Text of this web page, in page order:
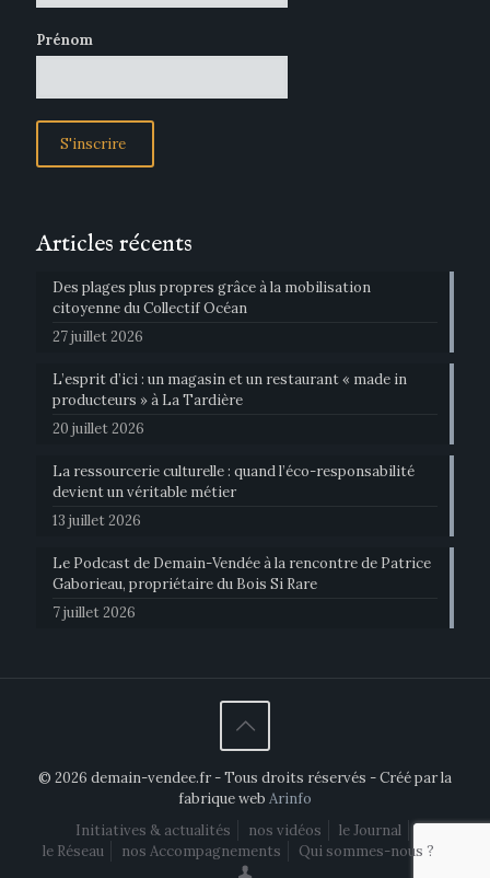
Prénom
Articles récents
Des plages plus propres grâce à la mobilisation
citoyenne du Collectif Océan
27 juillet 2026
L’esprit d’ici : un magasin et un restaurant « made in
producteurs » à La Tardière
20 juillet 2026
La ressourcerie culturelle : quand l’éco-responsabilité
devient un véritable métier
13 juillet 2026
Le Podcast de Demain-Vendée à la rencontre de Patrice
Gaborieau, propriétaire du Bois Si Rare
7 juillet 2026
© 2026 demain-vendee.fr - Tous droits réservés - Créé par la
fabrique web Arinfo
Initiatives & actualités
nos vidéos
le Journal
le Réseau
nos Accompagnements Qui sommes-nous ?